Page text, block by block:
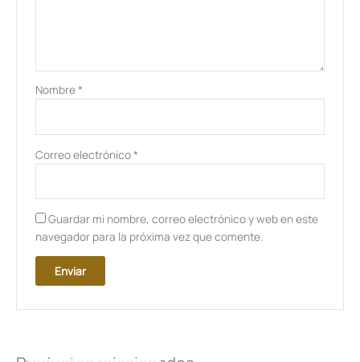
Nombre*
Correo electrónico*
Guardar mi nombre, correo electrónico y web en este
navegador para la próxima vez que comente.